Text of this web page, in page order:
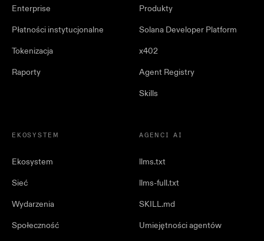
Enterprise
Płatności instytucjonalne
Tokenizacja
Raporty
Produkty
Solana Developer Platform
x402
Agent Registry
Skills
EKOSYSTEM
Ekosystem
Sieć
Wydarzenia
Społeczność
AGENCI AI
llms.txt
llms-full.txt
SKILL.md
Umiejętności agentów